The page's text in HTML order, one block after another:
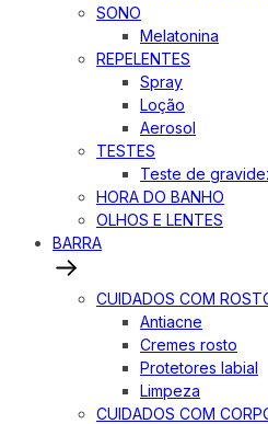
SONO
Melatonina
REPELENTES
Spray
Loção
Aerosol
TESTES
Teste de
HORA DO BANHO
OLHOS E LENTES
BARRA
CUIDADOS COM
Antiacne
Cremes rosto
Protetores labial
Limpeza
CUIDADOS COM